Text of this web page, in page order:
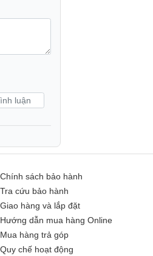
Chính sách bảo hành
Tra cứu bảo hành
Giao hàng và lắp đặt
Hướng dẫn mua hàng Online
Mua hàng trả góp
Quy chế hoạt động